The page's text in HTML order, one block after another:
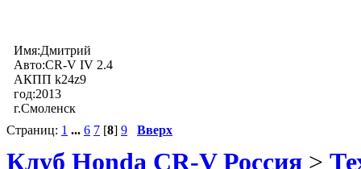
Имя:Дмитрий
Авто:CR-V IV 2.4
АКПП k24z9
год:2013
г.Смоленск
Страниц: 1 ... 6 7 [8] 9 Вверх
Клуб Honda CR-V Россия >